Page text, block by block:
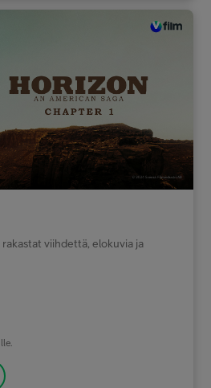
viihdettä, elokuvia ja